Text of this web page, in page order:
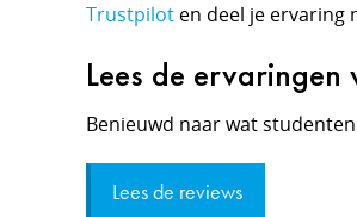
Trustpilot en deel je ervaring
Lees de ervaringen
Benieuwd naar wat
Lees de reviews